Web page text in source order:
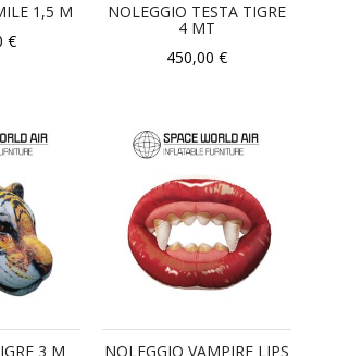
1,5 M
€
NOLEGGIO TESTA TIGRE
4 MT
450,00 €
3 M
NOLEGGIO VAMPIRE LIPS